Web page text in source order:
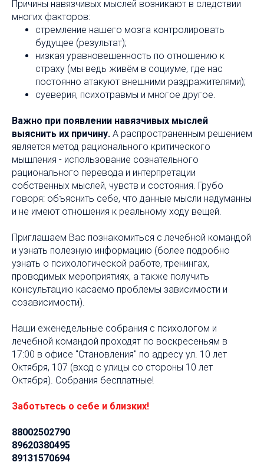
Причины навязчивых мыслей возникают в следствии
многих факторов:
стремление нашего мозга контролировать
будущее (результат);
низкая уравновешенность по отношению к
страху (мы ведь живём в социуме, где нас
постоянно атакуют внешними раздражителями);
суеверия, психотравмы и многое другое.
Важно при появлении навязчивых мыслей
выяснить их причину. А распространенным решением
является метод рационального критического
мышления - использование сознательного
рационального перевода и интерпретации
собственных мыслей, чувств и состояния. Грубо
говоря: объяснить себе, что данные мысли надуманны
и не имеют отношения к реальному ходу вещей.
Приглашаем Вас познакомиться с лечебной командой
и узнать полезную информацию (более подробно
узнать о психологической работе, тренингах,
проводимых мероприятиях, а также получить
консультацию касаемо проблемы зависимости и
созависимости).
Наши еженедельные собрания с психологом и
лечебной командой проходят по воскресеньям в
17:00 в офисе "Становления" по адресу ул. 10 лет
Октября, 107 (вход с улицы со стороны 10 лет
Октября). Собрания бесплатные!
Заботьтесь о себе и близких!
88002502790
89620380495
89131570694